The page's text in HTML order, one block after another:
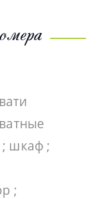
; шкаф ;
;